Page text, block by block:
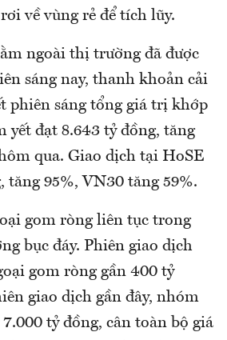
về vùng rẻ để tích lũy.
ngoài thị trường đã được
sáng nay, thanh khoản cải
phiên sáng tổng giá trị khớp
yết đạt 8.643 tỷ đồng, tăng
qua. Giao dịch tại HoSE
tăng 95%, VN30 tăng 59%.
gom ròng liên tục trong
bục đáy. Phiên giao dịch
gom ròng gần 400 tỷ
giao dịch gần đây, nhóm
tỷ đồng, cân toàn bộ giá